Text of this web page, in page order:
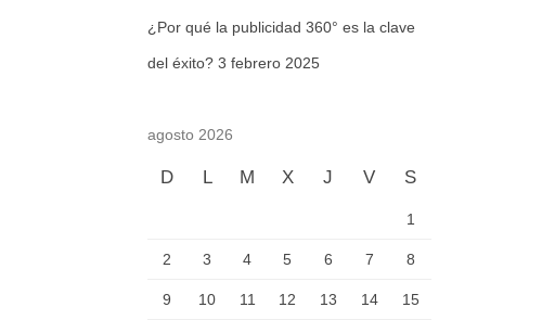
¿Por qué la publicidad 360° es la clave
del éxito? 3 febrero 2025
agosto 2026
D L M X J V S
1
2 3 4 5 6 7 8
9 10 11 12 13 14 15